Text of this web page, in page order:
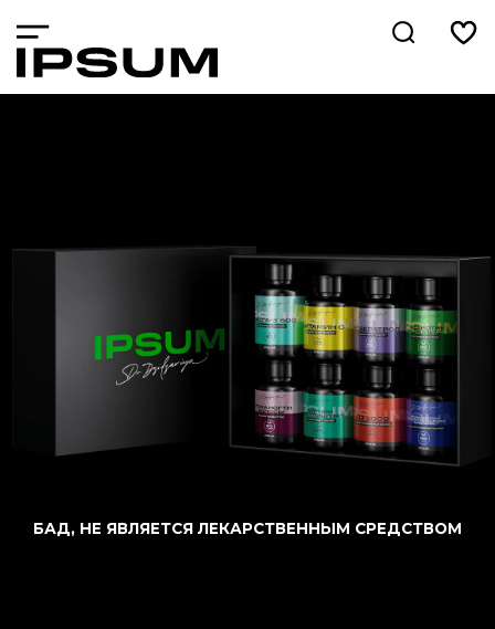
БАД, НЕ ЯВЛЯЕТСЯ ЛЕКАРСТВЕННЫМ СРЕДСТВОМ